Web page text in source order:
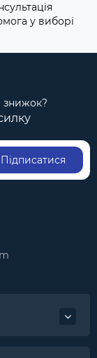
у виборі
знижок?
Підписатися